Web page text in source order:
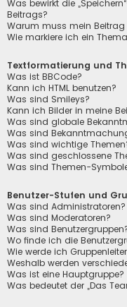
Was bewirkt die
Beitrags?
Warum muss mein Beitrag
Wie markiere ich ein
Textformatierung und
Was ist BBCode?
Kann ich HTML benutzen?
Was sind Smileys?
Kann ich Bilder in meine
Was sind globale
Was sind
Was sind wichtige
Was sind geschlossene
Was sind Themen-
Benutzer-Stufen und
Was sind Administratoren?
Was sind Moderatoren?
Was sind
Wo finde ich die
Wie werde ich
Weshalb werden
Was ist eine Hauptgruppe?
Was bedeutet der „Das